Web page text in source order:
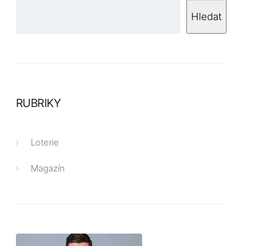
Hledat
RUBRIKY
Loterie
Magazín